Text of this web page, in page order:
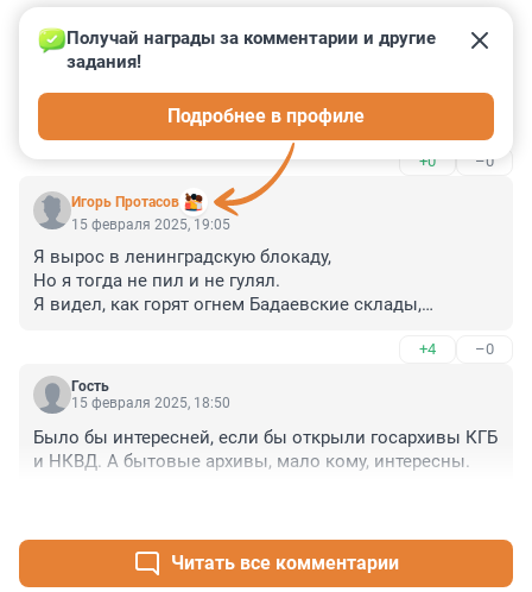
Гость
20 февраля 2025, 17:20
Знакомые артефакты. А почему чемодан вверх
+0 –0
Игорь Протасов
Получай награды за комментарии и другие
задания!
Подробнее в профиле
15 февраля 2025, 19:05
Я вырос в ленинградскую блокаду,
Но я тогда не пил и не гулял.
Я видел, как горят огнем Бадаевские склады,
А что ж тогда вы делали,
Когда наш город счет не вел смертям? -
А я считал махоркою
Окурок с-под платформы черт-те с чем напополам...
+4 –0
Гость
15 февраля 2025, 18:50
Было бы интересней, если бы открыли госархивы КГБ
и НКВД. А бытовые архивы, мало кому, интересны.
Читать все комментарии